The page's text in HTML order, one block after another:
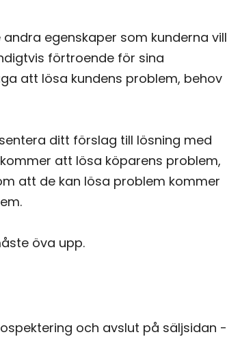
egenskaper som kunderna vill
förtroende för sina
att lösa kundens problem, behov
ditt förslag till lösning med
att lösa köparens problem,
att de kan lösa problem kommer
öva upp.
och avslut på säljsidan -